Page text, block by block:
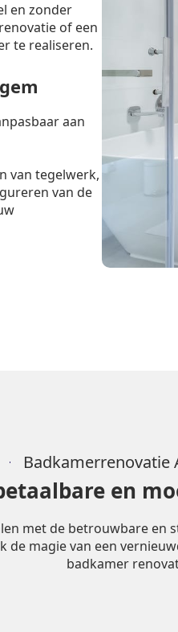
en zonder
of een
te realiseren.
aan
van tegelwerk,
van de
Badkamerrenovatie
en
met de betrouwbare en
de magie van een
badkamer